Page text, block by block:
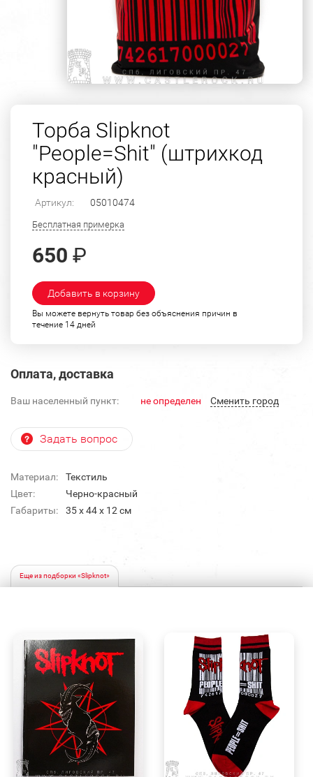
Торба Slipknot
"People=Shit" (штрихкод
красный)
Артикул: 05010474
Бесплатная примерка
650 ₽
Добавить в корзину
Вы можете вернуть товар без объяснения причин в
течение 14 дней
Оплата, доставка
Ваш населенный пункт: не определен Cменить город
Задать вопрос
Материал:
Текстиль
Цвет:
Черно-красный
Габариты:
35 x 44 x 12 см
Еще из подборки «Slipknot»